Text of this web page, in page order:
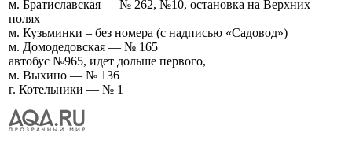
м. Братиславская — № 262, №10, остановка на Верхних
полях
м. Кузьминки – без номера (с надписью «Садовод»)
м. Домодедовская — № 165
автобус №965, идет дольше первого,
м. Выхино — № 136
г. Котельники — № 1